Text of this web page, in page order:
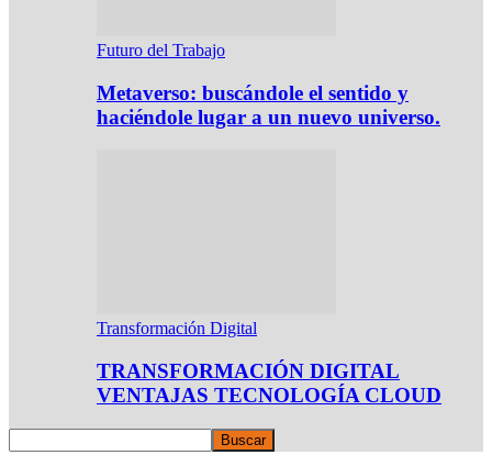
Futuro del Trabajo
Metaverso: buscándole el sentido y
haciéndole lugar a un nuevo universo.
Transformación Digital
TRANSFORMACIÓN DIGITAL
VENTAJAS TECNOLOGÍA CLOUD